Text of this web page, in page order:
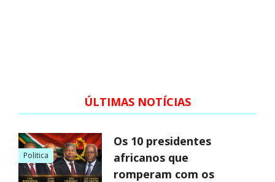
ÚLTIMAS NOTÍCIAS
Politica
Os 10 presidentes
africanos que
romperam com os